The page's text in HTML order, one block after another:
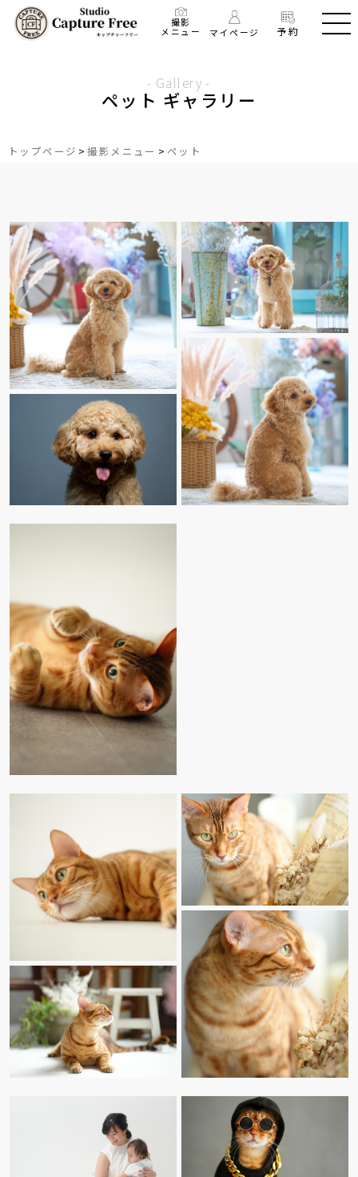
予約
マイページ
撮影
メニュー
ペット ギャラリー
- Gallery -
トップページ > 撮影メニュー > ペット